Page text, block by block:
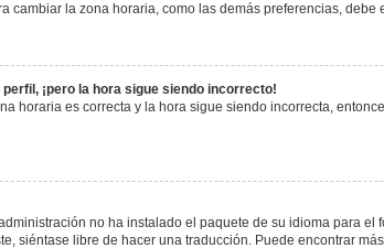
cambiar la zona horaria, como las demás preferencias,
¡pero la hora sigue siendo incorrecto!
horaria es correcta y la hora sigue siendo incorrecta,
no ha instalado el paquete de su idioma para
siéntase libre de hacer una traducción. Puede encontrar